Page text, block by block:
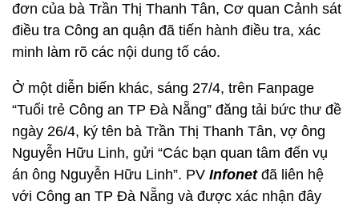
đơn của bà Trần Thị Thanh Tân, Cơ quan Cảnh sát
điều tra Công an quận đã tiến hành điều tra, xác
minh làm rõ các nội dung tố cáo.
Ở một diễn biến khác, sáng 27/4, trên Fanpage
“Tuổi trẻ Công an TP Đà Nẵng” đăng tải bức thư đề
ngày 26/4, ký tên bà Trần Thị Thanh Tân, vợ ông
Nguyễn Hữu Linh, gửi “Các bạn quan tâm đến vụ
án ông Nguyễn Hữu Linh”. PV Infonetđã liên hệ
với Công an TP Đà Nẵng và được xác nhận đây